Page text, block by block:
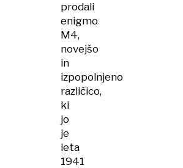
prodali
enigmo
M4,
novejšo
in
izpopolnjeno
različico,
ki
jo
je
leta
1941